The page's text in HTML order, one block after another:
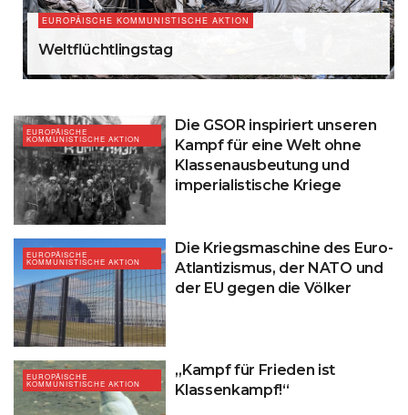
EUROPÄISCHE KOMMUNISTISCHE AKTION
Weltflüchtlingstag
EUROPÄISCHE
KOMMUNISTISCHE AKTION
Die GSOR inspiriert unseren
Kampf für eine Welt ohne
Klassenausbeutung und
imperialistische Kriege
EUROPÄISCHE
KOMMUNISTISCHE AKTION
Die Kriegsmaschine des Euro-
Atlantizismus, der NATO und
der EU gegen die Völker
EUROPÄISCHE
KOMMUNISTISCHE AKTION
„Kampf für Frieden ist
Klassenkampf!“